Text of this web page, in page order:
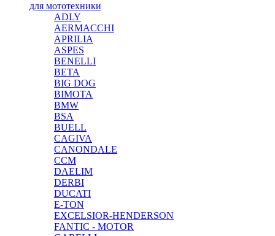
для мототехники
ADLY
AERMACCHI
APRILIA
ASPES
BENELLI
BETA
BIG DOG
BIMOTA
BMW
BSA
BUELL
CAGIVA
CANONDALE
CCM
DAELIM
DERBI
DUCATI
E-TON
EXCELSIOR-HENDERSON
FANTIC - MOTOR